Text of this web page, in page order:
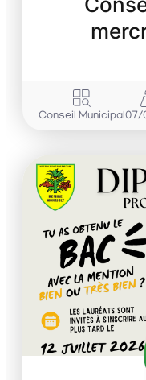
Conseil Municipal07/